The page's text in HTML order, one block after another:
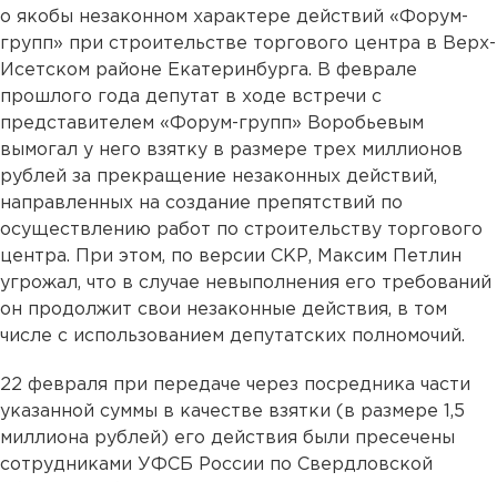
о якобы незаконном характере действий «Форум-
групп» при строительстве торгового центра в Верх-
Исетском районе Екатеринбурга. В феврале
прошлого года депутат в ходе встречи с
представителем «Форум-групп» Воробьевым
вымогал у него взятку в размере трех миллионов
рублей за прекращение незаконных действий,
направленных на создание препятствий по
осуществлению работ по строительству торгового
центра. При этом, по версии СКР, Максим Петлин
угрожал, что в случае невыполнения его требований
он продолжит свои незаконные действия, в том
числе с использованием депутатских полномочий.
22 февраля при передаче через посредника части
указанной суммы в качестве взятки (в размере 1,5
миллиона рублей) его действия были пресечены
сотрудниками УФСБ России по Свердловской